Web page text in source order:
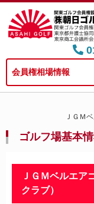
会員権相場情報
ＪＧＭ
ゴルフ場基本
ＪＧＭベルエア
クラブ）